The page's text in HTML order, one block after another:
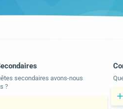
secondaires avons-nous
?